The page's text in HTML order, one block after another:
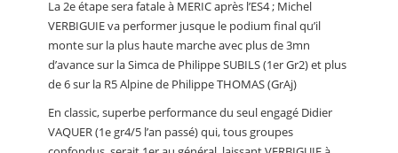
La 2e étape sera fatale à MERIC après l’ES4 ; Michel
VERBIGUIE va performer jusque le podium final qu’il
monte sur la plus haute marche avec plus de 3mn
d’avance sur la Simca de Philippe SUBILS (1er Gr2) et plus
de 6 sur la R5 Alpine de Philippe THOMAS (GrAj)
En classic, superbe performance du seul engagé Didier
VAQUER (1e gr4/5 l’an passé) qui, tous groupes